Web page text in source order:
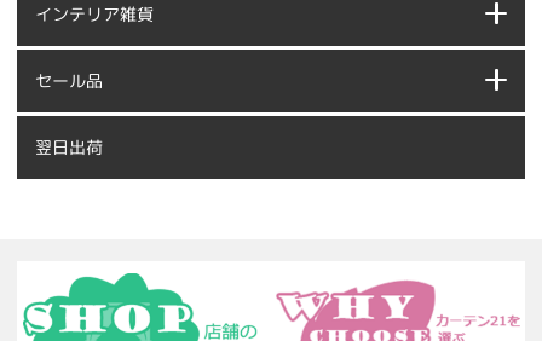
インテリア雑貨
セール品
翌日出荷